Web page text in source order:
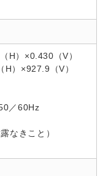
H）×0.430（V）
H）×927.9（V）
／60Hz
なきこと）